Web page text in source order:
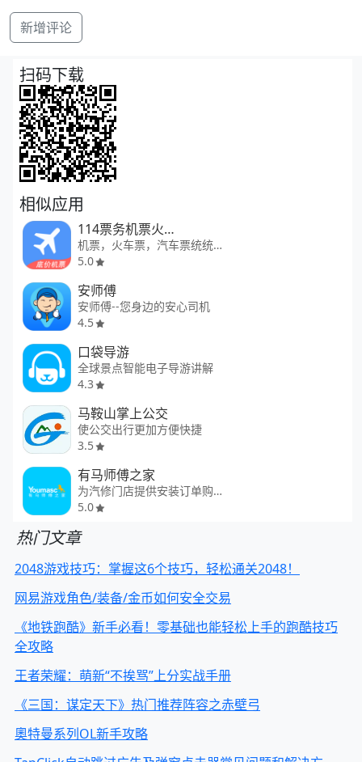
新增评论
扫码下载
相似应用
114票务机票火车票汽车票
机票，火车票，汽车票统统搞定
5.0
安师傅
安师傅--您身边的安心司机
4.5
口袋导游
全球景点智能电子导游讲解
4.3
马鞍山掌上公交
使公交出行更加方便快捷
3.5
有马师傅之家
为汽修门店提供安装订单购件渠道
5.0
热门文章
2048游戏技巧：掌握这6个技巧，轻松通关2048！
网易游戏角色/装备/金币如何安全交易
《地铁跑酷》新手必看！零基础也能轻松上手的跑酷技巧
全攻略
王者荣耀：萌新“不挨骂”上分实战手册
《三国：谋定天下》热门推荐阵容之赤壁弓
奧特曼系列OL新手攻略